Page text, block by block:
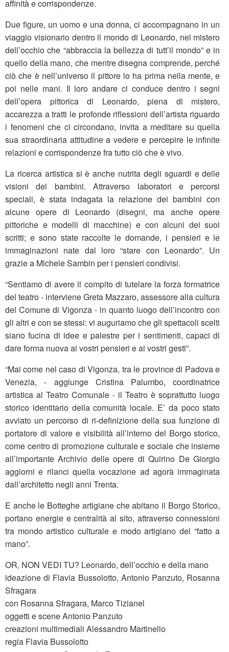
affinità e corrispondenze.
Due figure, un uomo e una donna, ci accompagnano in un
viaggio visionario dentro il mondo di Leonardo, nel mistero
dell’occhio che “abbraccia la bellezza di tutt’il mondo” e in
quello della mano, che mentre disegna comprende, perché
ciò che è nell’universo il pittore lo ha prima nella mente, e
poi nelle mani. Il loro andare ci conduce dentro i segni
dell’opera pittorica di Leonardo, piena di mistero,
accarezza a tratti le profonde riflessioni dell’artista riguardo
i fenomeni che ci circondano, invita a meditare su quella
sua straordinaria attitudine a vedere e percepire le infinite
relazioni e corrispondenze fra tutto ciò che è vivo.
La ricerca artistica si è anche nutrita degli sguardi e delle
visioni dei bambini. Attraverso laboratori e percorsi
speciali, è stata indagata la relazione dei bambini con
alcune opere di Leonardo (disegni, ma anche opere
pittoriche e modelli di macchine) e con alcuni dei suoi
scritti; e sono state raccolte le domande, i pensieri e le
immaginazioni nate dal loro “stare con Leonardo”. Un
grazie a Michele Sambin per i pensieri condivisi.
“Sentiamo di avere il compito di tutelare la forza formatrice
del teatro - interviene Greta Mazzaro, assessore alla cultura
del Comune di Vigonza - in quanto luogo dell’incontro con
gli altri e con se stessi: vi auguriamo che gli spettacoli scelti
siano fucina di idee e palestre per i sentimenti, capaci di
dare forma nuova ai vostri pensieri e ai vostri gesti”.
“Mai come nel caso di Vigonza, tra le province di Padova e
Venezia, - aggiunge Cristina Palumbo, coordinatrice
artistica al Teatro Comunale - il Teatro è soprattutto luogo
storico identitario della comunità locale. E’ da poco stato
avviato un percorso di ri-definizione della sua funzione di
portatore di valore e visibilità all’interno del Borgo storico,
come centro di promozione culturale e sociale che insieme
all’importante Archivio delle opere di Quirino De Giorgio
aggiorni e rilanci quella vocazione ad agorà immaginata
dall’architetto negli anni Trenta.
E anche le Botteghe artigiane che abitano il Borgo Storico,
portano energie e centralità al sito, attraverso connessioni
tra mondo artistico culturale e modo artigiano del “fatto a
mano”.
OR, NON VEDI TU? Leonardo, dell’occhio e della mano
ideazione di Flavia Bussolotto, Antonio Panzuto, Rosanna
Sfragara
con Rosanna Sfragara, Marco Tizianel
oggetti e scene Antonio Panzuto
creazioni multimediali Alessandro Martinello
regia Flavia Bussolotto